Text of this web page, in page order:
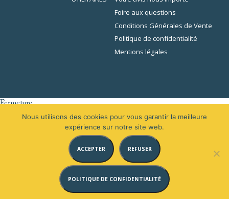
Foire aux questions
Conditions Générales de Vente
Politique de confidentialité
Mentions légales
Fermeture
L’École de la Librairie sera fermée du 1 au 16 août 2026 inclus. En
raison des congés, votre demande de devis sera traitée à partir du 31
Merci de votre compréhension.
Bel été à toutes et tous.
Nous utilisons des cookies pour vous garantir la meilleure
expérience sur notre site web.
ACCEPTER REFUSER
POLITIQUE DE CONFIDENTIALITÉ